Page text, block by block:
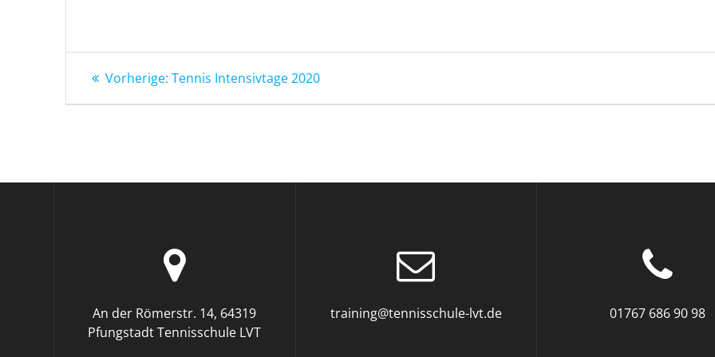
Beitragsnavigation
Vorherige: Vorheriger
Tennis Intensivtage 2020
An der Römerstr. 14, 64319
Pfungstadt Tennisschule LVT
training@tennisschule-lvt.de 01767 686 90 98